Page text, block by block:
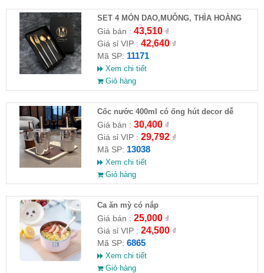
SET 4 MÓN DAO,MUỖNG, THÌA HOÀNG
GIA CAO CẤP
Giá bán : 43,510₫
Giá sỉ VIP : 42,640₫
Mã SP: 11171
Xem chi tiết
Giỏ hàng
Cốc nước 400ml có ống hút decor dễ
thương
Giá bán : 30,400₫
Giá sỉ VIP : 29,792₫
Mã SP: 13038
Xem chi tiết
Giỏ hàng
Ca ăn mỳ có nắp
Giá bán : 25,000₫
Giá sỉ VIP : 24,500₫
Mã SP: 6865
Xem chi tiết
Giỏ hàng